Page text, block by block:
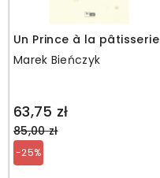
Un Prince à la pâtisserie
Marek Bieńczyk
63,75 zł
Regular
price
85,00 zł
-25%